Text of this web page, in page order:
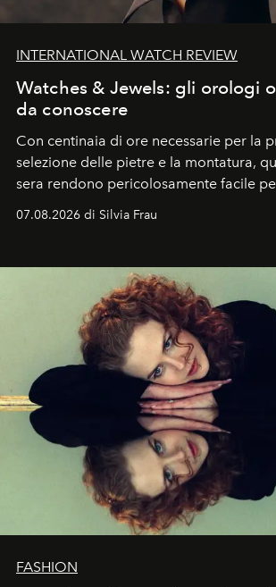
INTERNATIONAL WATCH REVIEW
Watches & Jewels: gli orologi
da conoscere
Con centinaia di ore necessarie per la
selezione delle pietre e la montatura,
sera rendono pericolosamente facile
07.08.2026 di Silvia Frau
FASHION